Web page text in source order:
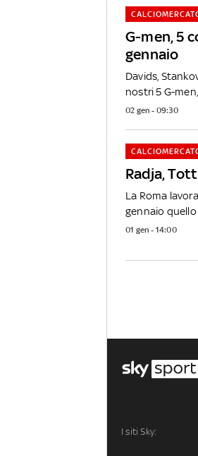
G-men, 5
gennaio
Davids,
nostri 5 G-
02 gen - 09:30
Radja,
La Roma
gennaio quello
01 gen - 14:00
I siti Sky: